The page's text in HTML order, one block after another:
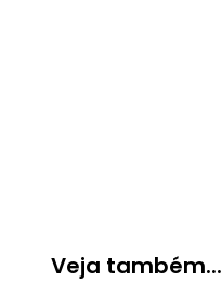
Veja também...